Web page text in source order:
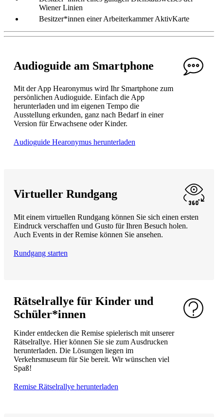
Wiener Linien
Besitzer*innen einer Arbeiterkammer AktivKarte
Audioguide am Smartphone
Mit der App Hearonymus wird Ihr Smartphone zum
persönlichen Audioguide. Einfach die App
herunterladen und im eigenen Tempo die
Ausstellung erkunden, ganz nach Bedarf in einer
Version für Erwachsene oder Kinder.
Audioguide Hearonymus herunterladen
Virtueller Rundgang
Mit einem virtuellen Rundgang können Sie sich einen ersten
Eindruck verschaffen und Gusto für Ihren Besuch holen.
Auch Events in der Remise können Sie ansehen.
Rundgang starten
Rätselrallye für Kinder und
Schüler*innen
Kinder entdecken die Remise spielerisch mit unserer
Rätselrallye. Hier können Sie sie zum Ausdrucken
herunterladen. Die Lösungen liegen im
Verkehrsmuseum für Sie bereit. Wir wünschen viel
Spaß!
Remise Rätselrallye herunterladen